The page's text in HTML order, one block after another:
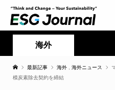
海外
最新記事 海外 海外ニュース
模炭素除去契約を締結